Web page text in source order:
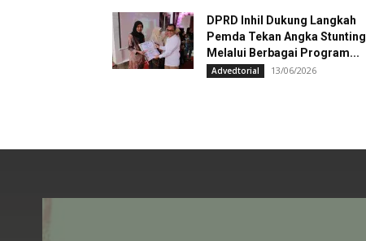
DPRD Inhil Dukung Langkah
Pemda Tekan Angka Stunting
Melalui Berbagai Program...
Advedtorial 13/06/2026